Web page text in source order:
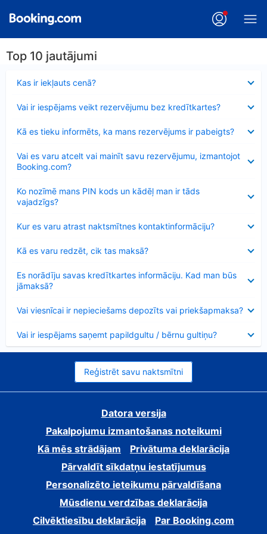
Top 10 jautājumi
Kas ir iekļauts cenā?
Vai ir iespējams veikt rezervējumu bez kredītkartes?
Kā es tieku informēts, ka mans rezervējums ir pabeigts?
Vai es varu atcelt vai mainīt savu rezervējumu, izmantojot
Booking.com?
Ko nozīmē mans PIN kods un kādēļ man ir tāds
vajadzīgs?
Kur es varu atrast naktsmītnes kontaktinformāciju?
Kā es varu redzēt, cik tas maksā?
Es norādīju savas kredītkartes informāciju. Kad man būs
jāmaksā?
Vai viesnīcai ir nepieciešams depozīts vai priekšapmaksa?
Vai ir iespējams saņemt papildgultu / bērnu gultiņu?
Reģistrēt savu naktsmītni
Datora versija
Pakalpojumu izmantošanas noteikumi
Kā mēs strādājam
Privātuma deklarācija
Pārvaldīt sīkdatņu iestatījumus
Personalizēto ieteikumu pārvaldīšana
Mūsdienu verdzības deklarācija
Cilvēktiesību deklarācija
Par Booking.com